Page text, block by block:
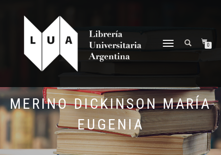
NAVEGACIÓN
0
MERINO DICKINSON MARÍA
EUGENIA